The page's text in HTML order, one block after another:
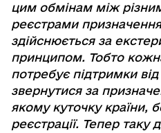
цим обмінам між
реєстрами
здійснюється за
принципом. Тобто
потребує підтримки
звернутися за
якому куточку країни,
реєстрації. Тепер